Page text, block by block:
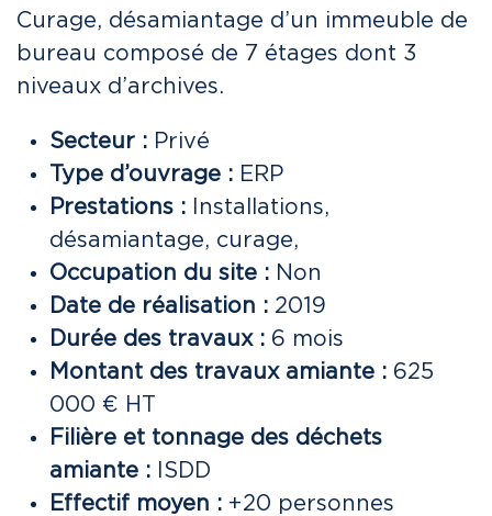
Curage, désamiantage d’un immeuble de
bureau composé de 7 étages dont 3
niveaux d’archives.
Secteur : Privé
Type d’ouvrage : ERP
Prestations : Installations,
désamiantage, curage,
Occupation du site : Non
Date de réalisation : 2019
Durée des travaux : 6 mois
Montant des travaux amiante : 625
000 € HT
Filière et tonnage des déchets
amiante : ISDD
Effectif moyen : +20 personnes